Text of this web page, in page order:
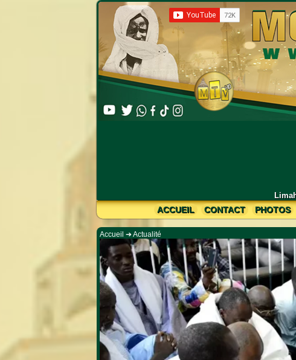
Limahine Bachirine : S. Mbaye Ndiaye
ACCUEIL CONTACT PHOTOS
Accueil ➔Actualité